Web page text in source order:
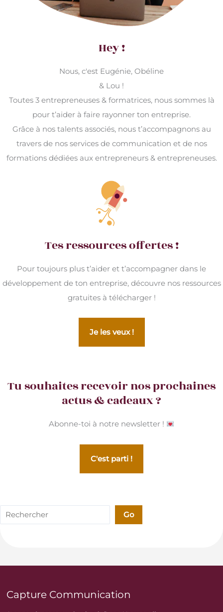
Hey !
Nous, c'est Eugénie, Obéline
& Lou !
Toutes 3 entrepreneuses & formatrices, nous sommes là
pour t’aider à faire rayonner ton entreprise.
Grâce à nos talents associés, nous t’accompagnons au
travers de nos services de communication et de nos
formations dédiées aux entrepreneurs & entrepreneuses.
Tes ressources offertes !
Pour toujours plus t’aider et t’accompagner dans le
développement de ton entreprise, découvre nos ressources
gratuites à télécharger !
Je les veux !
Tu souhaites recevoir nos prochaines
actus & cadeaux ?
Abonne-toi à notre newsletter !
C'est parti !
Rechercher Go
Capture Communication